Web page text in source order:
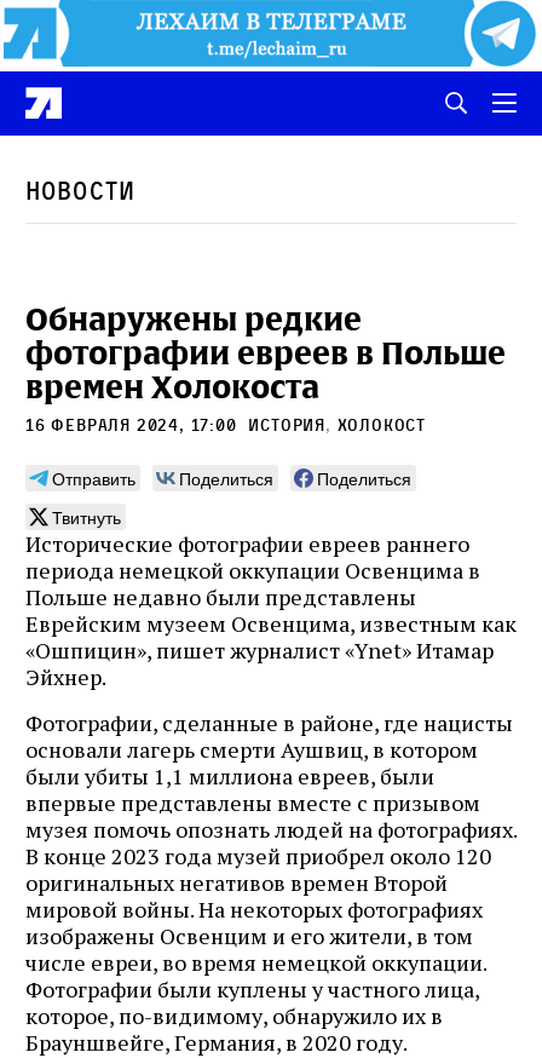
Новости
Обнаружены редкие
фотографии евреев в Польше
времен Холокоста
16 февраля 2024, 17:00 История, Холокост
Отправить Поделиться
Поделиться
Твитнуть
Исторические фотографии евреев раннего
периода немецкой оккупации Освенцима в
Польше недавно были представлены
Еврейским музеем Освенцима, известным как
«Ошпицин», пишет журналист «Ynet» Итамар
Эйхнер.
Фотографии, сделанные в районе, где нацисты
основали лагерь смерти Аушвиц, в котором
были убиты 1,1 миллиона евреев, были
впервые представлены вместе с призывом
музея помочь опознать людей на фотографиях.
В конце 2023 года музей приобрел около 120
оригинальных негативов времен Второй
мировой войны. На некоторых фотографиях
изображены Освенцим и его жители, в том
числе евреи, во время немецкой оккупации.
Фотографии были куплены у частного лица,
которое, по-видимому, обнаружило их в
Брауншвейге, Германия, в 2020 году.